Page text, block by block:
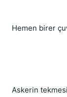
Hemen birer
Askerin